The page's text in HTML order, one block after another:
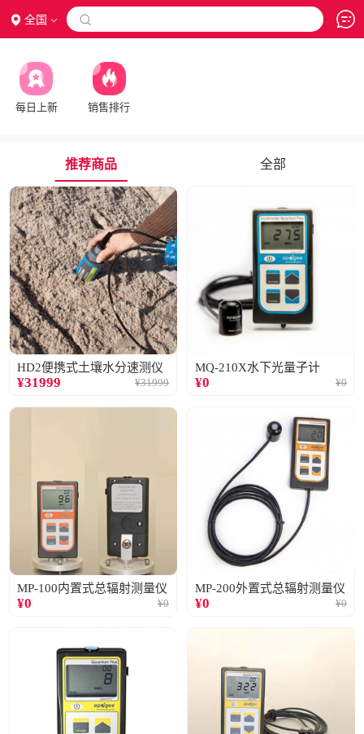
全国 
每日上新 销售排行
推荐商品 全部
HD2便携式土壤水分速测仪
¥31999 ¥31999
MQ-210X水下光量子计
¥0 ¥0
MP-100内置式总辐射测量仪
¥0 ¥0
MP-200外置式总辐射测量仪
¥0 ¥0